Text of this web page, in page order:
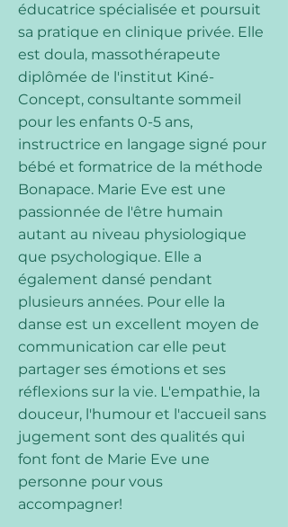
éducatrice spécialisée et poursuit
sa pratique en clinique privée. Elle
est doula, massothérapeute
diplômée de l'institut Kiné-
Concept, consultante sommeil
pour les enfants 0-5 ans,
instructrice en langage signé pour
bébé et formatrice de la méthode
Bonapace. Marie Eve est une
passionnée de l'être humain
autant au niveau physiologique
que psychologique. Elle a
également dansé pendant
plusieurs années. Pour elle la
danse est un excellent moyen de
communication car elle peut
partager ses émotions et ses
réflexions sur la vie. L'empathie, la
douceur, l'humour et l'accueil sans
jugement sont des qualités qui
font font de Marie Eve une
personne pour vous
accompagner!